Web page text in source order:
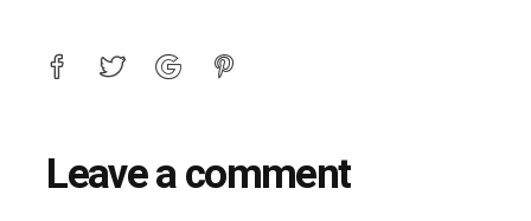
Leave a comment